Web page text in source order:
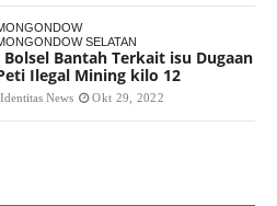
SELATAN
Bolsel Bantah Terkait isu Dugaan
Ilegal Mining kilo 12
News Okt 29, 2022